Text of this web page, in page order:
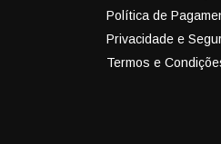
Política de
Privacidade e
Termos e